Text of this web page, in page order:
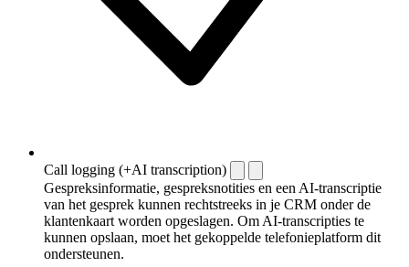
Call logging (+AI transcription)
Gespreksinformatie, gespreksnotities en een AI-transcriptie
van het gesprek kunnen rechtstreeks in je CRM onder de
klantenkaart worden opgeslagen. Om AI-transcripties te
kunnen opslaan, moet het gekoppelde telefonieplatform dit
ondersteunen.